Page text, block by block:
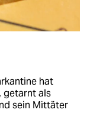
hat
getarnt als
sein Mittäter